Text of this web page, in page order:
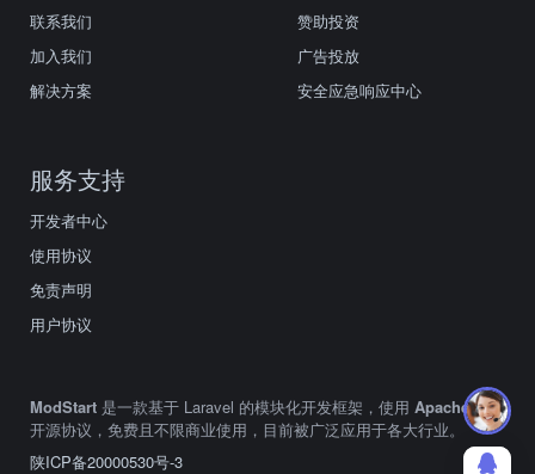
联系我们
加入我们
解决方案
赞助投资
广告投放
安全应急响应中心
服务支持
开发者中心
使用协议
免责声明
用户协议
ModStart 是一款基于 Laravel 的模块化开发框架，使用 Apache2.0
开源协议，免费且不限商业使用，目前被广泛应用于各大行业。
陕ICP备20000530号-3